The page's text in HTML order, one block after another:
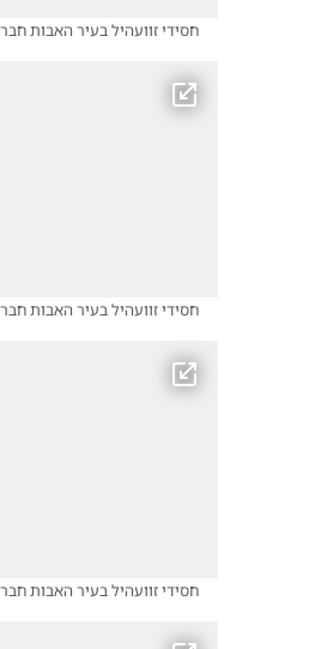
חסידי זוועהיל בעיר האבות
חסידי זוועהיל בעיר האבות
חסידי זוועהיל בעיר האבות